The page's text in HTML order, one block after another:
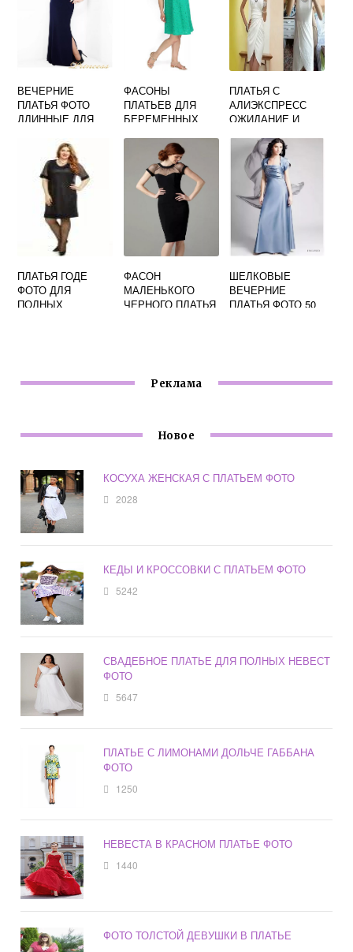
ВЕЧЕРНИЕ
ПЛАТЬЯ ФОТО
ДЛИННЫЕ ДЛЯ
ФАСОНЫ
ПЛАТЬЕВ ДЛЯ
БЕРЕМЕННЫХ
ПЛАТЬЯ С
АЛИЭКСПРЕСС
ОЖИДАНИЕ И
ФОТО
ПЛАТЬЯ ГОДЕ
ФОТО ДЛЯ
ПОЛНЫХ
ФАСОН
МАЛЕНЬКОГО
ЧЕРНОГО ПЛАТЬЯ
ШЕЛКОВЫЕ
ВЕЧЕРНИЕ
ПЛАТЬЯ ФОТО 50
Реклама
Новое
КОСУХА ЖЕНСКАЯ С ПЛАТЬЕМ ФОТО
2028
КЕДЫ И КРОССОВКИ С ПЛАТЬЕМ ФОТО
5242
СВАДЕБНОЕ ПЛАТЬЕ ДЛЯ ПОЛНЫХ НЕВЕСТ
ФОТО
5647
ПЛАТЬЕ С ЛИМОНАМИ ДОЛЬЧЕ ГАББАНА
ФОТО
1250
НЕВЕСТА В КРАСНОМ ПЛАТЬЕ ФОТО
1440
ФОТО ТОЛСТОЙ ДЕВУШКИ В ПЛАТЬЕ